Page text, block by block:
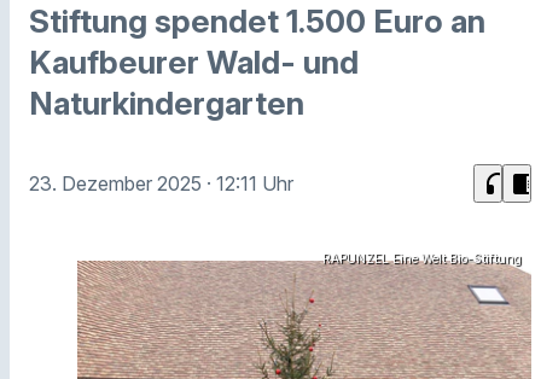
Stiftung spendet 1.500 Euro an
Kaufbeurer Wald- und
Naturkindergarten
23. Dezember 2025 · 12:11 Uhr headphones chrome_reader_mode
RAPUNZEL Eine Welt Bio-Stiftung